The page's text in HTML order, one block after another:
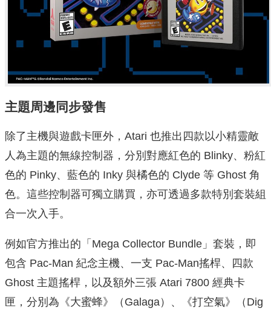
主題周邊同步發售
除了主機與遊戲卡匣外，Atari 也推出四款以小精靈敵
人為主題的無線控制器，分別對應紅色的 Blinky、粉紅
色的 Pinky、藍色的 Inky 與橘色的 Clyde 等 Ghost 角
色。這些控制器可獨立購買，亦可透過多款特別套裝組
合一次入手。
例如官方推出的「Mega Collector Bundle」套裝，即
包含 Pac‑Man 紀念主機、一支 Pac‑Man搖桿、四款
Ghost 主題搖桿，以及額外三張 Atari 7800 經典卡
匣，分別為《大蜜蜂》（Galaga）、《打空氣》（Dig